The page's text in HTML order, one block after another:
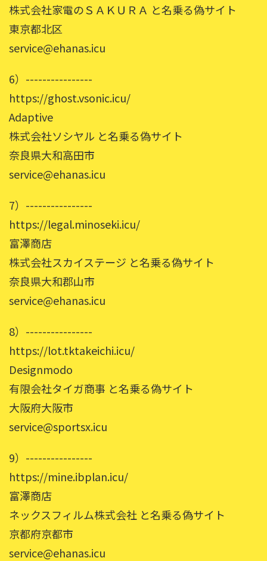
株式会社家電のＳＡＫＵＲＡ と名乗る偽サイト
東京都北区
service@ehanas.icu
6）----------------
https://ghost.vsonic.icu/
Adaptive
株式会社ソシヤル と名乗る偽サイト
奈良県大和高田市
service@ehanas.icu
7）----------------
https://legal.minoseki.icu/
富澤商店
株式会社スカイステージ と名乗る偽サイト
奈良県大和郡山市
service@ehanas.icu
8）----------------
https://lot.tktakeichi.icu/
Designmodo
有限会社タイガ商事 と名乗る偽サイト
大阪府大阪市
service@sportsx.icu
9）----------------
https://mine.ibplan.icu/
富澤商店
ネックスフィルム株式会社 と名乗る偽サイト
京都府京都市
service@ehanas.icu